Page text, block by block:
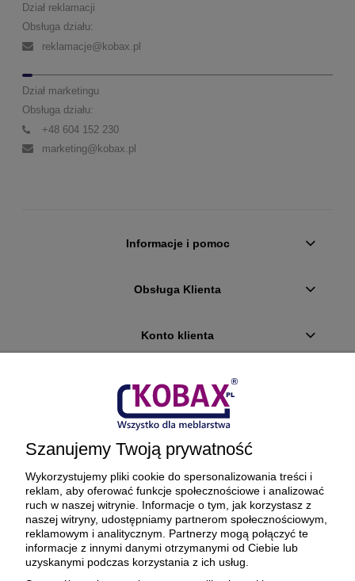
Dział reklamacji
Obsługa działu:
reklamacje@kobax.pl
Dział marketingu
Obsługa działu:
+48 604 152 230
marketing@kobax.pl
Informacje i pomoc
Obsługa Klienta
Konto klienta
Płatności i dostawa
Ciekawostki
O firmie
BEZPIECZNE PŁATNOŚCI ORAZ DOSTAWA
Szanujemy Twoją prywatność
Wykorzystujemy pliki cookie do spersonalizowania treści i
reklam, aby oferować funkcje społecznościowe i analizować
ruch w naszej witrynie. Informacje o tym, jak korzystasz z
naszej witryny, udostępniamy partnerom społecznościowym,
reklamowym i analitycznym. Partnerzy mogą połączyć te
informacje z innymi danymi otrzymanymi od Ciebie lub
uzyskanymi podczas korzystania z ich usług.